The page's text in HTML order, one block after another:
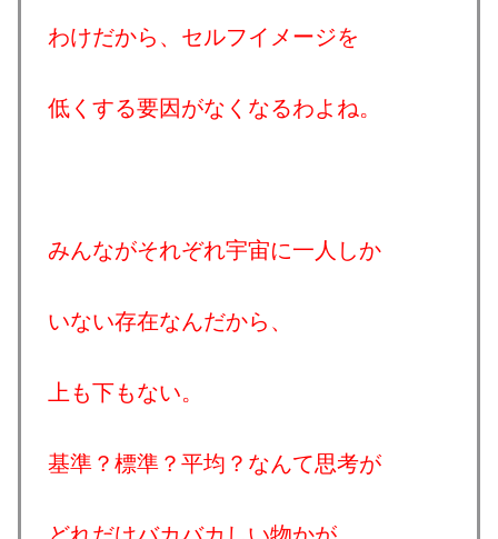
わけだから、セルフイメージを
低くする要因がなくなるわよね。
みんながそれぞれ宇宙に一人しか
いない存在なんだから、
上も下もない。
基準？標準？平均？なんて思考が